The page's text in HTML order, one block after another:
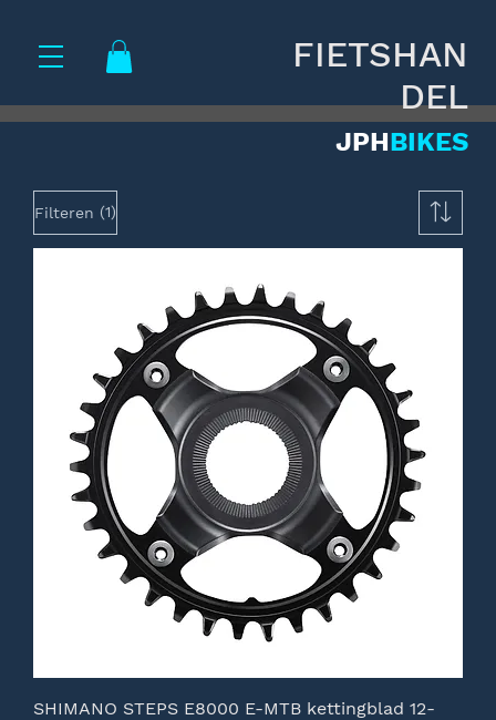
FIETSHAN
DEL
JPHBIKES
Filteren (1)
SHIMANO STEPS E8000 E-MTB kettingblad 12-